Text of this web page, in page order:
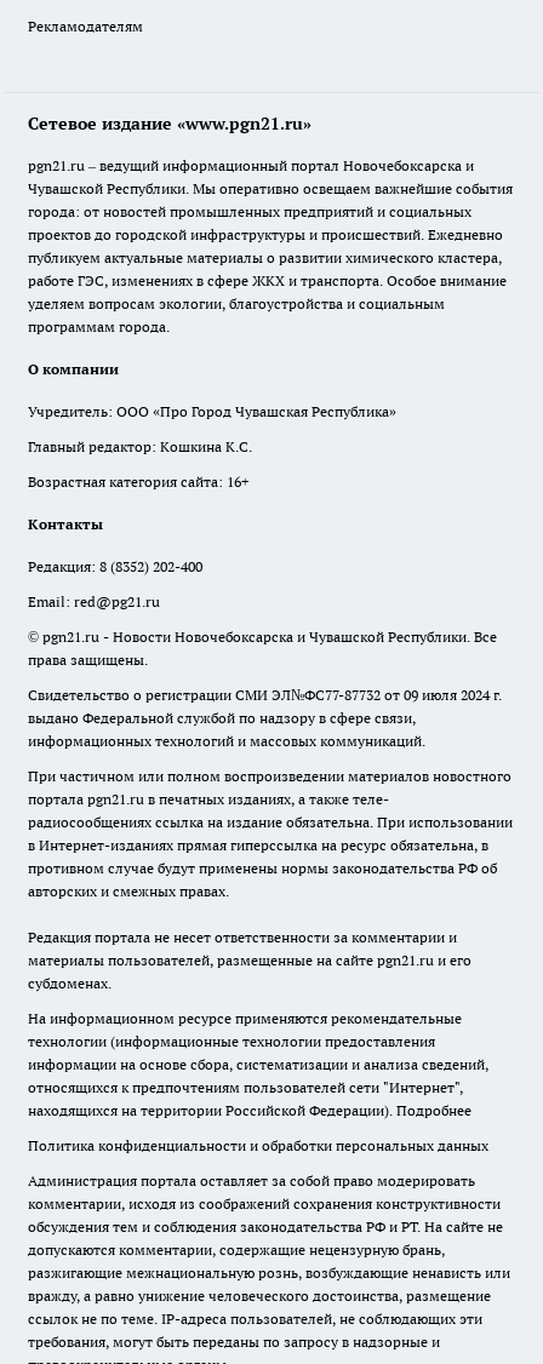
Рекламодателям
Сетевое издание «www.pgn21.ru»
pgn21.ru – ведущий информационный портал Новочебоксарска и
Чувашской Республики. Мы оперативно освещаем важнейшие события
города: от новостей промышленных предприятий и социальных
проектов до городской инфраструктуры и происшествий. Ежедневно
публикуем актуальные материалы о развитии химического кластера,
работе ГЭС, изменениях в сфере ЖКХ и транспорта. Особое внимание
уделяем вопросам экологии, благоустройства и социальным
программам города.
О компании
Учредитель: ООО «Про Город Чувашская Республика»
Главный редактор: Кошкина К.С.
Возрастная категория сайта: 16+
Контакты
Редакция: 8 (8352) 202-400
Email: red@pg21.ru
© pgn21.ru - Новости Новочебоксарска и Чувашской Республики. Все
права защищены.
Свидетельство о регистрации СМИ ЭЛ№ФС77-87732 от 09 июля 2024 г.
выдано Федеральной службой по надзору в сфере связи,
информационных технологий и массовых коммуникаций.
При частичном или полном воспроизведении материалов новостного
портала pgn21.ru в печатных изданиях, а также теле-
радиосообщениях ссылка на издание обязательна. При использовании
в Интернет-изданиях прямая гиперссылка на ресурс обязательна, в
противном случае будут применены нормы законодательства РФ об
авторских и смежных правах.
Редакция портала не несет ответственности за комментарии и
материалы пользователей, размещенные на сайте pgn21.ru и его
субдоменах.
На информационном ресурсе применяются рекомендательные
технологии (информационные технологии предоставления
информации на основе сбора, систематизации и анализа сведений,
относящихся к предпочтениям пользователей сети "Интернет",
находящихся на территории Российской Федерации). Подробнее
Политика конфиденциальности и обработки персональных данных
Администрация портала оставляет за собой право модерировать
комментарии, исходя из соображений сохранения конструктивности
обсуждения тем и соблюдения законодательства РФ и РТ. На сайте не
допускаются комментарии, содержащие нецензурную брань,
разжигающие межнациональную рознь, возбуждающие ненависть или
вражду, а равно унижение человеческого достоинства, размещение
ссылок не по теме. IP-адреса пользователей, не соблюдающих эти
требования, могут быть переданы по запросу в надзорные и